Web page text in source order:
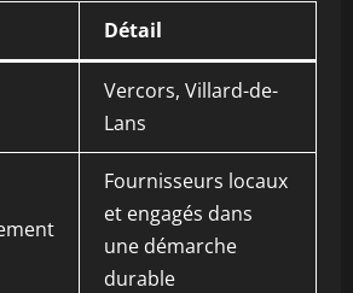
Détail
Vercors, Villard-de-
Lans
Fournisseurs locaux
et engagés dans
une démarche
durable